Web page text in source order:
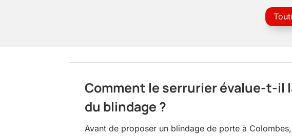
Comment le serrurier évalue-t-il
du blindage ?
Avant de proposer un blindage de porte à